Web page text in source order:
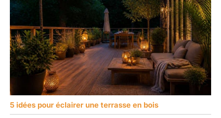
5 idées pour éclairer une terrasse en bois